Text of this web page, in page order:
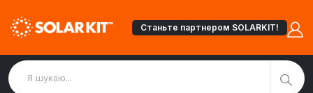
Станьте партнером SOLARKIT!